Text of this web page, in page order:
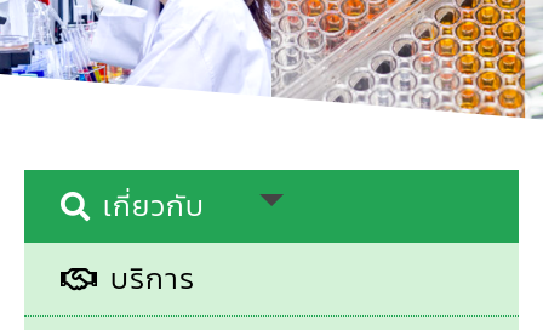
เกี่ยวกับ
บริการ